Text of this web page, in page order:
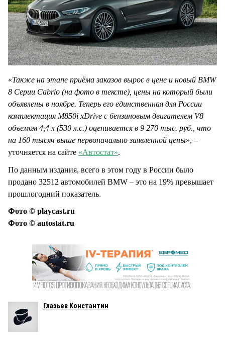
«Также на этапе приёма заказов вырос в цене и новый BMW
8 Серии Cabrio (на фото в тексте), цены на который были
объявлены в ноябре. Теперь его единственная для России
комплектация М850i xDrive с бензиновым двигателем V8
объемом 4,4 л (530 л.с.) оценивается в 9 270 тыс. руб., что
на 160 тысяч выше первоначально заявленной цены», –
уточняется на сайте «Автостат».
По данным издания, всего в этом году в России было
продано 32512 автомобилей BMW – это на 19% превышает
прошлогодний показатель.
Фото © playcast.ru
Фото © autostat.ru
Глазьев Константин